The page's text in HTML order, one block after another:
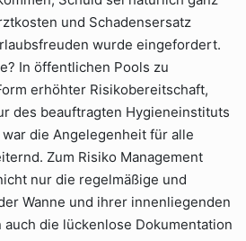
und Schadensersatz
wurde eingefordert.
In öffentlichen Pools zu
erhöhter Risikobereitschaft,
des beauftragten Hygieneinstituts
die Angelegenheit für alle
Zum Risiko Management
nur die regelmäßige und
Wanne und ihrer innenliegenden
die lückenlose Dokumentation